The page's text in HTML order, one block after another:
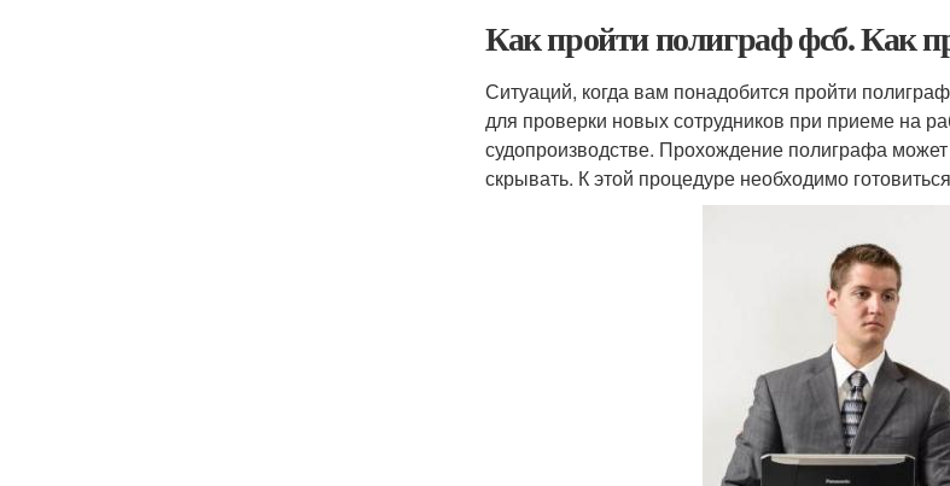
Как пройти полиграф фсб. Как
Ситуаций, когда вам понадобится пройти
для проверки новых сотрудников при приеме на
судопроизводстве. Прохождение полиграфа
скрывать. К этой процедуре необходимо